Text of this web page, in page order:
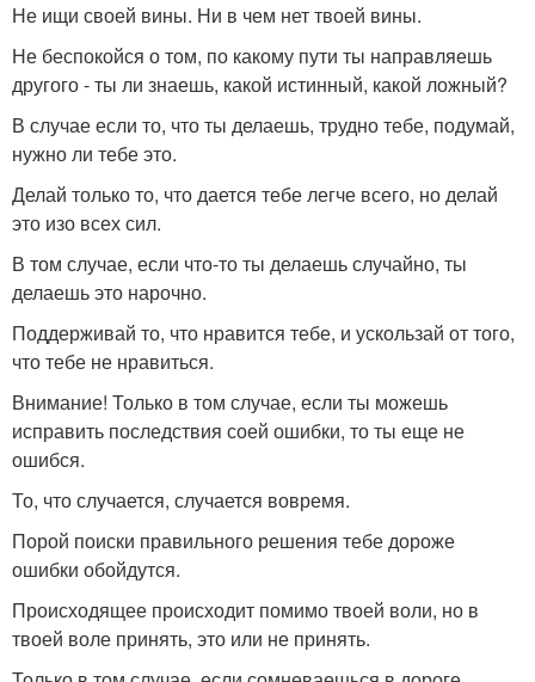
Не ищи своей вины. Ни в чем нет твоей вины.
Не беспокойся о том, по какому пути ты направляешь
другого - ты ли знаешь, какой истинный, какой ложный?
В случае если то, что ты делаешь, трудно тебе, подумай,
нужно ли тебе это.
Делай только то, что дается тебе легче всего, но делай
это изо всех сил.
В том случае, если что-то ты делаешь случайно, ты
делаешь это нарочно.
Поддерживай то, что нравится тебе, и ускользай от того,
что тебе не нравиться.
Внимание! Только в том случае, если ты можешь
исправить последствия соей ошибки, то ты еще не
ошибся.
То, что случается, случается вовремя.
Порой поиски правильного решения тебе дороже
ошибки обойдутся.
Происходящее происходит помимо твоей воли, но в
твоей воле принять, это или не принять.